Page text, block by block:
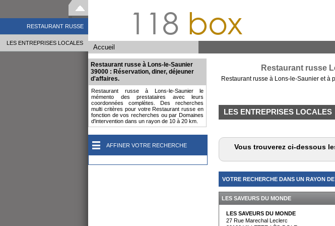
118 box
Accueil
RESTAURANT RUSSE
LES ENTREPRISES LOCALES
Restaurant russe à Lons-le-Saunier
39000 : Réservation, diner, déjeuner
d'affaires.
Restaurant russe à Lons-le-Saunier le
mémento des prestataires avec leurs
coordonnées complètes. Des recherches
multi critères pour votre Restaurant russe en
fonction de vos recherches ou par Domaines
d'intervention dans un rayon de 10 à 20 km.
AFFINER VOTRE RECHERCHE
Restaurant russe
Restaurant russe à Lons-le-Saunier et à
LES ENTREPRISES LOCALES
Vous trouverez ci-dessous
VOTRE RECHERCHE DANS UN RAYON
LES SAVEURS DU MONDE
LES SAVEURS DU MONDE
27 Rue Marechal Leclerc